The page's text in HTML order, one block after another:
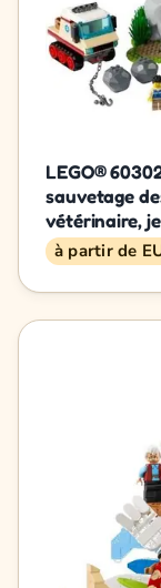
LEGO®
sauvetage
vétérinaire,
à partir de